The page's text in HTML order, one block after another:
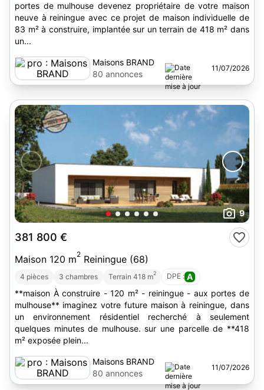
portes de mulhouse devenez propriétaire de votre maison
neuve à reiningue avec ce projet de maison individuelle de
83 m² à construire, implantée sur un terrain de 418 m² dans
un...
Maisons BRAND
80 annonces
11/07/2026
9
381 800 €
Maison 120 m2 Reiningue (68)
4 pièces 3 chambres Terrain 418 m2 DPE : A
**maison À construire - 120 m² - reiningue - aux portes de
mulhouse** imaginez votre future maison à reiningue, dans
un environnement résidentiel recherché à seulement
quelques minutes de mulhouse. sur une parcelle de **418
m² exposée plein...
Maisons BRAND
80 annonces
11/07/2026